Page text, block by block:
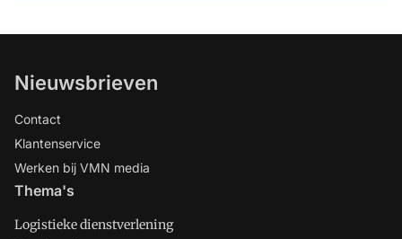
Nieuwsbrieven
Contact
Klantenservice
Werken bij VMN media
Thema's
Logistieke dienstverlening